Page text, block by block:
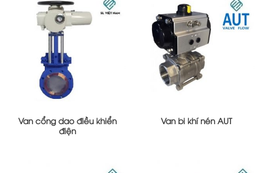
Van cổng dao điều khiển
điện
Van bi khí nén AUT